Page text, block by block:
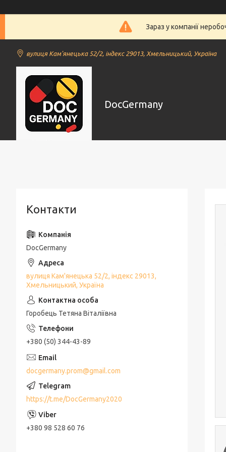
Зараз у компанії
вулиця Кам'янецька 52/2, індекс 29013, Хмельницький, Україна
DocGermany
Контакти
DocGermany
вулиця Кам'янецька 52/2, індекс 29013,
Хмельницький, Україна
Горобець Тетяна Віталіївна
+380 (50) 344-43-89
docgermany.prom@gmail.com
https://t.me/DocGermany2020
+380 98 528 60 76